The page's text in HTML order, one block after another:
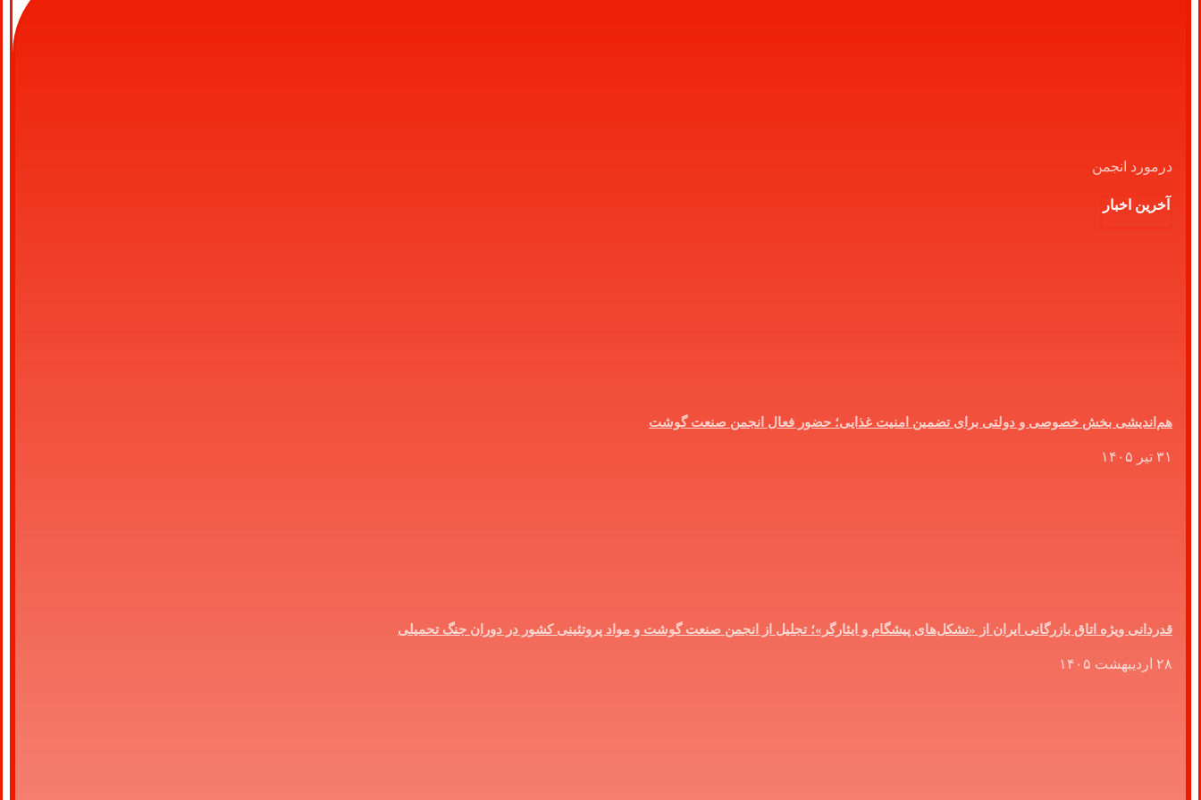
درمورد انجمن
آخرین اخبار
هم‌اندیشی بخش خصوصی و دولتی برای تضمین امنیت غذایی؛ حضور فعال انجمن صنعت گوشت
۳۱ تیر ۱۴۰۵
قدردانی ویژه اتاق بازرگانی ایران از «تشکل‌های پیشگام و ایثارگر»؛ تجلیل از انجمن صنعت گوشت و مواد پروتئینی کشور در دوران جنگ تحمیلی
۲۸ اردیبهشت ۱۴۰۵